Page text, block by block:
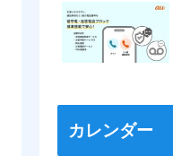
カレンダー